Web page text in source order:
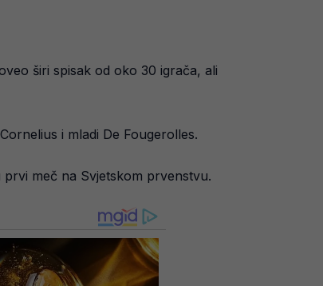
širi spisak od oko 30 igrača, ali
i mladi De Fougerolles.
meč na Svjetskom prvenstvu.